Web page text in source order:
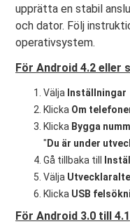
upprätta en stabil
och dator. Följ
operativsystem.
För Android 4.2 eller
Välja Inställningar
Klicka Om
Klicka Bygga
" Du är under
Gå tillbaka till
Välja
Klicka USB
För Android 3.0 till 4.1